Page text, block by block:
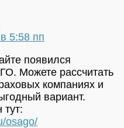
5:58 пп
появился
Можете рассчитать
компаниях и
вариант.
osago/